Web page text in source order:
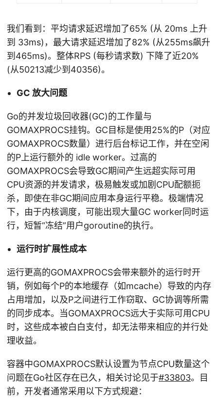
我们看到：平均请求延迟增加了65% (从 20ms 上升
到 33ms)，最大请求延迟增加了82% (从255ms飙升
到465ms)。整体RPS (每秒请求数) 下降了近20%
(从50213减少到40356)。
GC 放大问题
Go的并发垃圾回收器(GC)的工作量与
GOMAXPROCS挂钩。GC目标是使用25%的P（对应
GOMAXPROCS数量）进行后台标记工作，并在空闲
的P上运行额外的 idle worker。过高的
GOMAXPROCS会导致GC期间产生远超实际可用
CPU资源的并发请求，极易触发或加剧CPU配额扼
杀，即使在非GC期间应用本身运行平稳。极端情况
下，由于内核调度，可能出现大量GC worker同时运
行，短暂“冻结”用户goroutine的执行。
运行时扩展性成本
运行更高的GOMAXPROCS会带来额外的运行时开
销，例如每个P的本地缓存（如mcache）导致的内存
占用增加，以及P之间进行工作窃取、GC协调等所需
的同步成本。当GOMAXPROCS远大于实际可用CPU
时，这些成本被白白支付，却无法带来相应的并行处
理收益。
容器中GOMAXPROCS默认设置为节点CPU数量这个
问题在Go社区存在已久，相关讨论见于#33803。目
前，开发者通常采用以下方式规避：